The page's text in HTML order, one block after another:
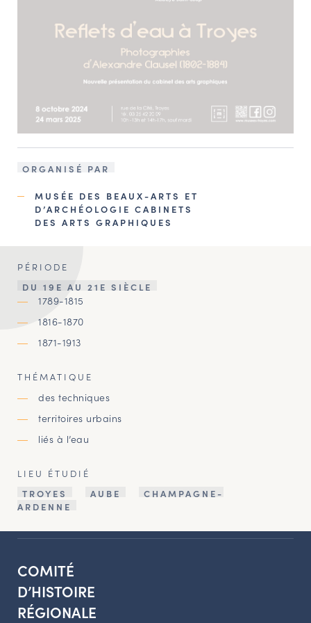
ORGANISÉ PAR
MUSÉE DES BEAUX-ARTS ET
D’ARCHÉOLOGIE CABINETS
DES ARTS GRAPHIQUES
PÉRIODE
DU 19E AU 21E SIÈCLE
1789-1815
1816-1870
1871-1913
THÉMATIQUE
des techniques
territoires urbains
liés à l’eau
LIEU ÉTUDIÉ
TROYES
AUBE
CHAMPAGNE-
ARDENNE
COMITÉ
D’HISTOIRE
RÉGIONALE